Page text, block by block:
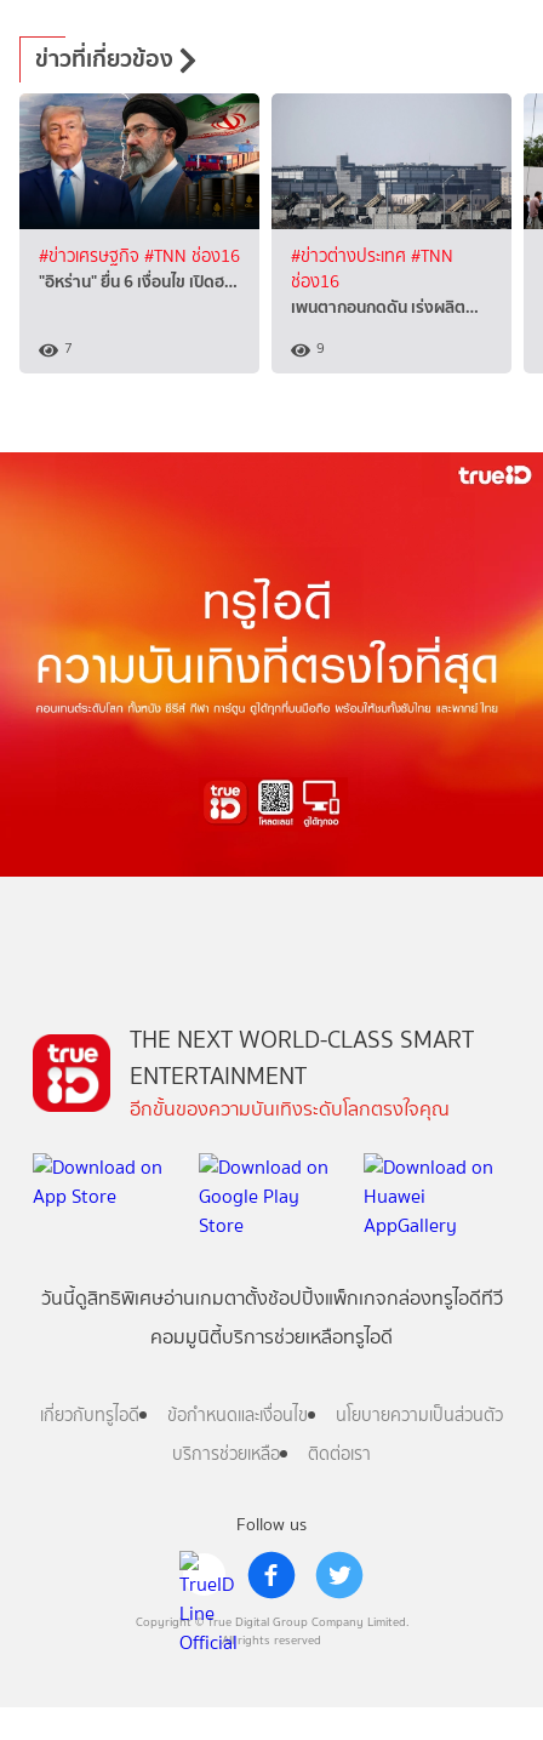
ข่าวที่เกี่ยวข้อง
#ข่าวเศรษฐกิจ #TNN ช่อง16
"อิหร่าน" ยื่น 6 เงื่อนไข เปิดฮ…
7
#ข่าวต่างประเทศ #TNN
ช่อง16
เพนตากอนกดดัน เร่งผลิต…
9
Follow us
Copyright © True Digital Group Company Limited.
All rights reserved
THE NEXT WORLD-CLASS SMART
ENTERTAINMENT
อีกขั้นของความบันเทิงระดับโลกตรงใจคุณ
วันนี้ดูสิทธิพิเศษอ่านเกมตาตั้งช้อปปิ้งแพ็กเกจกล่องทรูไอดีทีวี
คอมมูนิตี้บริการช่วยเหลือทรูไอดี
เกี่ยวกับทรูไอดี ข้อกำหนดและเงื่อนไข
นโยบายความเป็นส่วนตัว
บริการช่วยเหลือ
ติดต่อเรา